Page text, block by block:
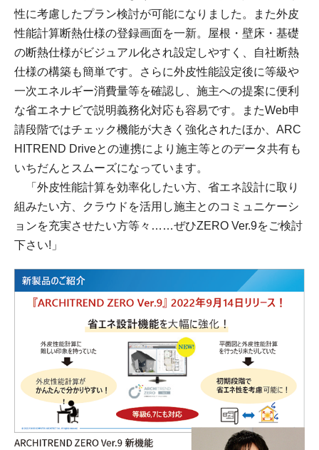
性に考慮したプラン検討が可能になりました。また外皮
性能計算断熱仕様の登録画面を一新。屋根・壁床・基礎
の断熱仕様がビジュアル化され設定しやすく、自社断熱
仕様の構築も簡単です。さらに外皮性能設定後に等級や
一次エネルギー消費量等を確認し、施主への提案に便利
な省エネナビで説明義務化対応も容易です。またWeb申
請段階ではチェック機能が大きく強化されたほか、ARC
HITREND Driveとの連携により施主等とのデータ共有も
いちだんとスムーズになっています。
「外皮性能計算を効率化したい方、省エネ設計に取り
組みたい方、クラウドを活用し施主とのコミュニケーシ
ョンを充実させたい方等々……ぜひZERO Ver.9をご検討
下さい!」